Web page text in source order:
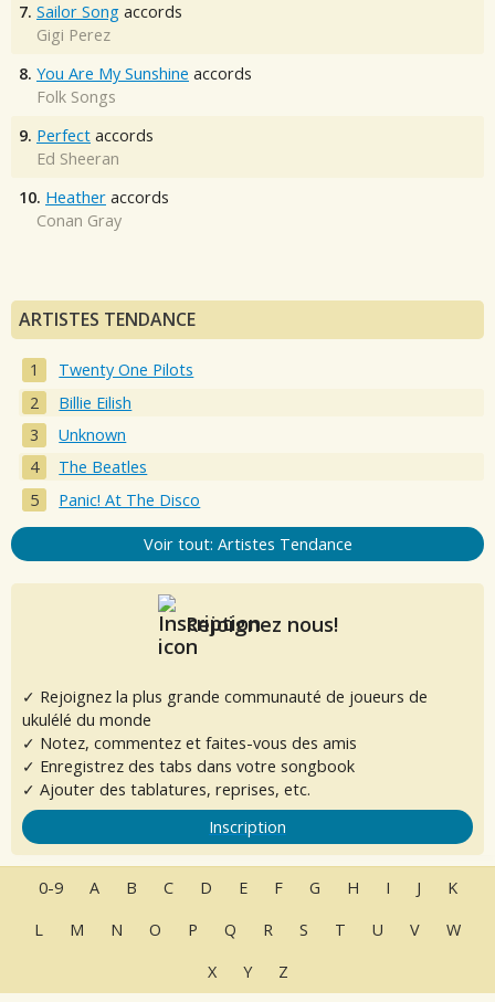
7. Sailor Song accords
Gigi Perez
8. You Are My Sunshine accords
Folk Songs
9. Perfect accords
Ed Sheeran
10. Heather accords
Conan Gray
ARTISTES TENDANCE
Twenty One Pilots
Billie Eilish
Unknown
The Beatles
Panic! At The Disco
Voir tout: Artistes Tendance
Rejoignez nous!
✓ Rejoignez la plus grande communauté de joueurs de
ukulélé du monde
✓ Notez, commentez et faites-vous des amis
✓ Enregistrez des tabs dans votre songbook
✓ Ajouter des tablatures, reprises, etc.
Inscription
0-9 A B C D E F G H I J
K
L
M N O P Q R S T U V
W
X
Y Z